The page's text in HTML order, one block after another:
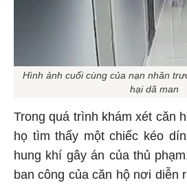
Hình ảnh cuối cùng của nạn nhân
hại dã man
Trong quá trình khám xét căn
họ tìm thấy một chiếc kéo
hung khí gây án của thủ
ban công của căn hộ nơi diễn